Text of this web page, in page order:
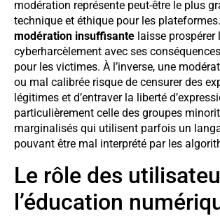
modération représente peut-être le plus
technique et éthique pour les
modération insuffisante laisse prospérer
cyberharcèlement avec ses
pour les victimes. À l’inverse, une
ou mal calibrée risque de censurer des
légitimes et d’entraver la liberté
particulièrement celle des groupes
marginalisés qui utilisent parfois un
pouvant être mal interprété par les
Le rôle des
l’éducation